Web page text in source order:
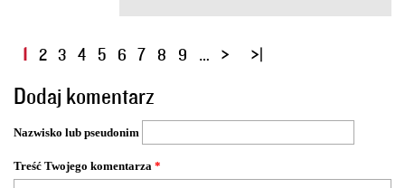
S
r
o
n
y
1 2 3 4 5 6 7 8 9 …
Dodaj komentarz
Nazwisko lub pseudonim
Treść Twojego komentarza *